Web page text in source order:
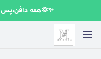
✨💢همه دافن،پس